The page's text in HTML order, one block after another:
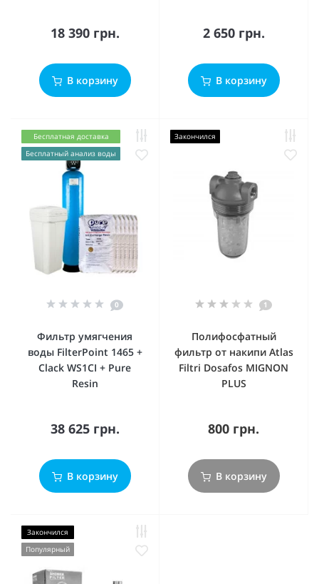
18 390 грн.
В корзину
2 650 грн.
В корзину
Бесплатная доставка
Бесплатный анализ воды
0
Фильтр умягчения
воды FilterPoint 1465 +
Clack WS1CI + Pure
Resin
38 625 грн.
В корзину
Закончился
1
Полифосфатный
фильтр от накипи Atlas
Filtri Dosafos MIGNON
PLUS
800 грн.
В корзину
Закончился
Популярный